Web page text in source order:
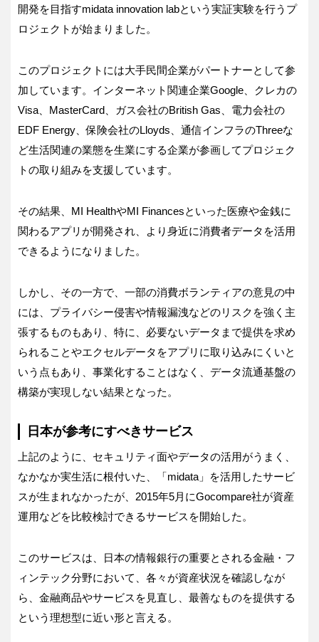
開発を目指すmidata innovation labという実証実験を行うプ
ロジェクトが始まりました。
このプロジェクトには大手民間企業がパートナーとして参
加しています。インターネット関連企業Google、クレカの
Visa、MasterCard、ガス会社のBritish Gas、電力会社の
EDF Energy、保険会社のLloyds、通信インフラのThreeな
ど生活関連の業態を生業にする企業が参画してプロジェク
トの取り組みを支援しています。
その結果、MI HealthやMI Financesといった医療や金銭に
関わるアプリが開発され、より身近に消費者データを活用
できるようになりました。
しかし、その一方で、一部の消費ボランティアの意見の中
には、プライバシー侵害や情報漏洩などのリスクを強く主
張するものもあり、特に、必要ないデータまで提供を求め
られることやエクセルデータをアプリに取り込みにくいと
いう点もあり、事業化することはなく、データ流通基盤の
構築が実現しない結果となった。
日本が参考にすべきサービス
上記のように、セキュリティ面やデータの活用がうまく、
なかなか実生活に根付いた、「midata」を活用したサービ
スが生まれなかったが、2015年5月にGocompare社が資産
運用などを比較検討できるサービスを開始した。
このサービスは、日本の情報銀行の重要とされる金融・フ
ィンテック分野において、各々が資産状況を確認しなが
ら、金融商品やサービスを見直し、最善なものを提供する
という理想型に近い形と言える。